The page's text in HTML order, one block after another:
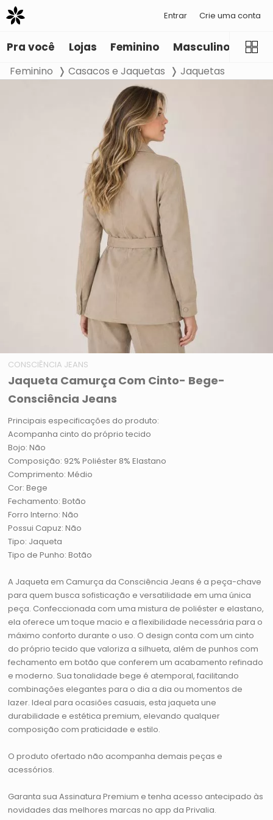
Entrar Crie uma conta
Pra você Lojas Feminino Masculino
Feminino Casacos e Jaquetas Jaquetas
CONSCIÊNCIA JEANS
Jaqueta Camurça Com Cinto- Bege-
Consciência Jeans
Principais especificações do produto:
Acompanha cinto do próprio tecido
Bojo: Não
Composição: 92% Poliéster 8% Elastano
Comprimento: Médio
Cor: Bege
Fechamento: Botão
Forro Interno: Não
Possui Capuz: Não
Tipo: Jaqueta
Tipo de Punho: Botão
A Jaqueta em Camurça da Consciência Jeans é a peça-chave
para quem busca sofisticação e versatilidade em uma única
peça. Confeccionada com uma mistura de poliéster e elastano,
ela oferece um toque macio e a flexibilidade necessária para o
máximo conforto durante o uso. O design conta com um cinto
do próprio tecido que valoriza a silhueta, além de punhos com
fechamento em botão que conferem um acabamento refinado
e moderno. Sua tonalidade bege é atemporal, facilitando
combinações elegantes para o dia a dia ou momentos de
lazer. Ideal para ocasiões casuais, esta jaqueta une
durabilidade e estética premium, elevando qualquer
composição com praticidade e estilo.
O produto ofertado não acompanha demais peças e
acessórios.
Garanta sua Assinatura Premium e tenha acesso antecipado às
novidades das melhores marcas no app da Privalia.